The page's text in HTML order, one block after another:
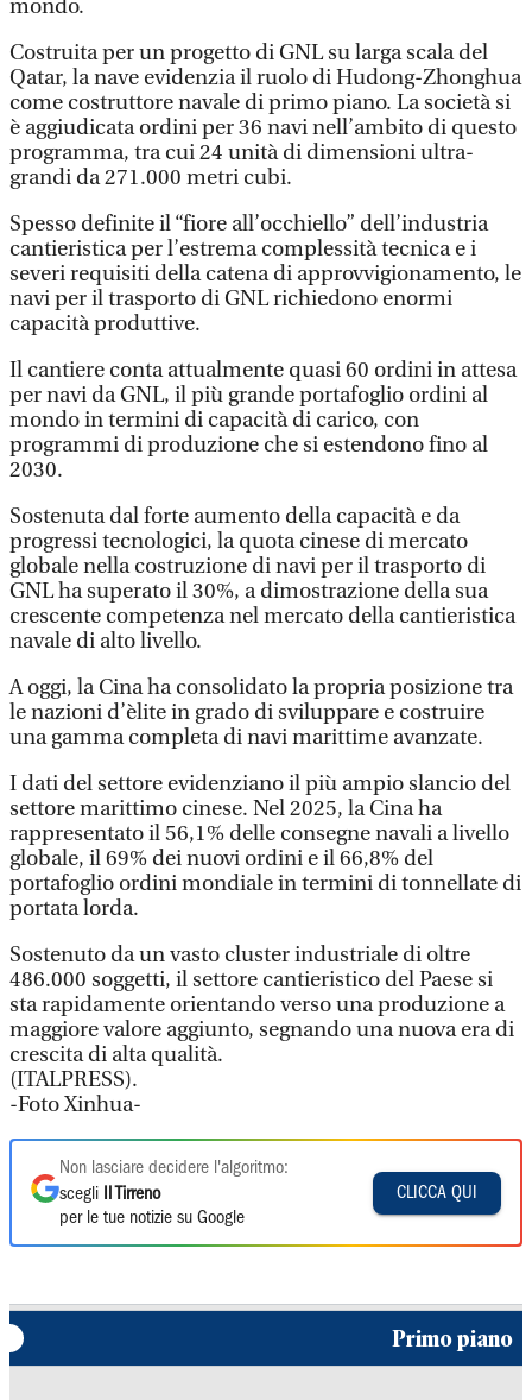
mondo.
Costruita per un progetto di GNL su larga scala del
Qatar, la nave evidenzia il ruolo di Hudong-Zhonghua
come costruttore navale di primo piano. La società si
è aggiudicata ordini per 36 navi nell’ambito di questo
programma, tra cui 24 unità di dimensioni ultra-
grandi da 271.000 metri cubi.
Spesso definite il “fiore all’occhiello” dell’industria
cantieristica per l’estrema complessità tecnica e i
severi requisiti della catena di approvvigionamento, le
navi per il trasporto di GNL richiedono enormi
capacità produttive.
Il cantiere conta attualmente quasi 60 ordini in attesa
per navi da GNL, il più grande portafoglio ordini al
mondo in termini di capacità di carico, con
programmi di produzione che si estendono fino al
2030.
Sostenuta dal forte aumento della capacità e da
progressi tecnologici, la quota cinese di mercato
globale nella costruzione di navi per il trasporto di
GNL ha superato il 30%, a dimostrazione della sua
crescente competenza nel mercato della cantieristica
navale di alto livello.
A oggi, la Cina ha consolidato la propria posizione tra
le nazioni d’èlite in grado di sviluppare e costruire
una gamma completa di navi marittime avanzate.
I dati del settore evidenziano il più ampio slancio del
settore marittimo cinese. Nel 2025, la Cina ha
rappresentato il 56,1% delle consegne navali a livello
globale, il 69% dei nuovi ordini e il 66,8% del
portafoglio ordini mondiale in termini di tonnellate di
portata lorda.
Sostenuto da un vasto cluster industriale di oltre
486.000 soggetti, il settore cantieristico del Paese si
sta rapidamente orientando verso una produzione a
maggiore valore aggiunto, segnando una nuova era di
crescita di alta qualità.
(ITALPRESS).
-Foto Xinhua-
Non lasciare decidere l'algoritmo:
scegli
Il Tirreno
per le tue notizie su Google
CLICCA QUI
Primo piano